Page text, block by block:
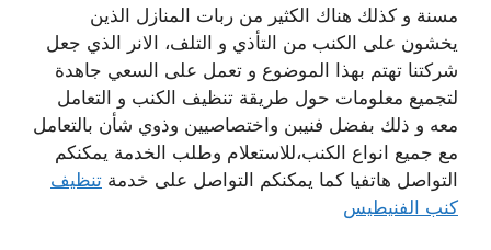
مسنة و كذلك هناك الكثير من ربات المنازل الذين
يخشون على الكنب من التأذي و التلف، الانر الذي جعل
شركتنا تهتم بهذا الموضوع و تعمل على السعي جاهدة
لتجميع معلومات حول طريقة تنظيف الكنب و التعامل
معه و ذلك بفضل فنيبن واختصاصيين وذوي شأن بالتعامل
مع جميع انواع الكنب،للاستعلام وطلب الخدمة يمكنكم
التواصل هاتفيا كما يمكنكم التواصل على خدمة تنظيف
كنب الفنيطيس